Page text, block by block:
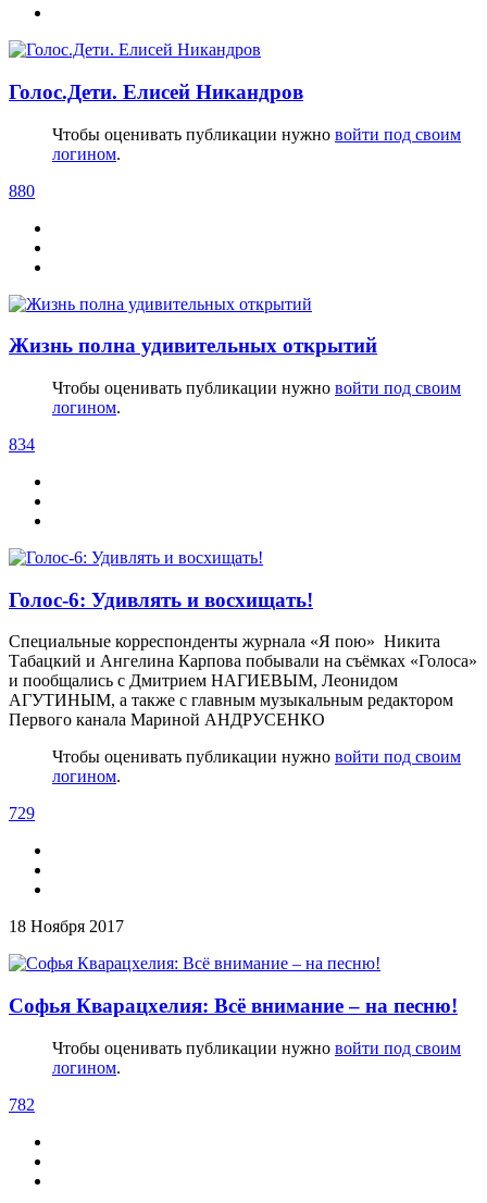
Голос.Дети. Елисей Никандров
Чтобы оценивать публикации нужно войти под своим
логином.
880
Жизнь полна удивительных открытий
Чтобы оценивать публикации нужно войти под своим
логином.
834
Голос-6: Удивлять и восхищать!
Специальные корреспонденты журнала «Я пою» Никита
Табацкий и Ангелина Карпова побывали на съёмках «Голоса»
и пообщались с Дмитрием НАГИЕВЫМ, Леонидом
АГУТИНЫМ, а также с главным музыкальным редактором
Первого канала Мариной АНДРУСЕНКО
Чтобы оценивать публикации нужно войти под своим
логином.
729
18 Ноября 2017
Софья Кварацхелия: Всё внимание – на песню!
Чтобы оценивать публикации нужно войти под своим
логином.
782